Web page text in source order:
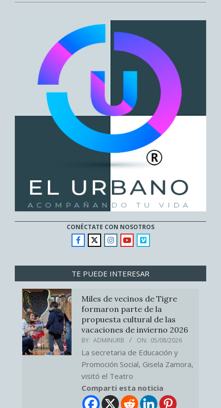
CONÉCTATE CON NOSOTROS
TE PUEDE INTERESAR
Miles de vecinos de Tigre
formaron parte de la
propuesta cultural de las
vacaciones de invierno 2026
BY: ADMINURB ON: 05/08/2026
La secretaria de Educación y
Promoción Social, Gisela Zamora,
visitó el Teatro
Comparti esta noticia